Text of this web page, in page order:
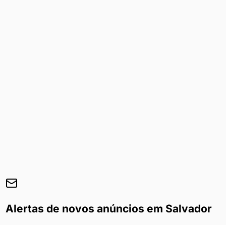
Alertas de novos anúncios em Salvador